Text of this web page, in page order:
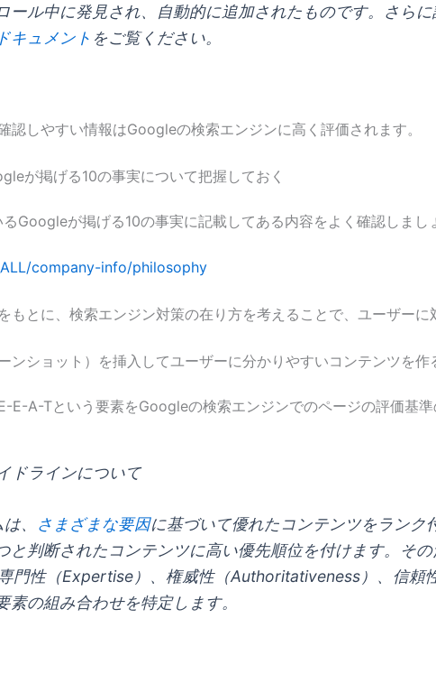
ール中に発見され、自動的に追加されたものです。さらに
キュメント をご覧ください。
認しやすい情報はGoogleの検索エンジンに高く評価されます。
が掲げる10の事実について把握しておく
Googleが掲げる10の事実に記載してある内容をよく確認しまし
company-info/philosophy
もとに、検索エンジン対策の在り方を考えることで、ユーザーに
ンショット）を挿入してユーザーに分かりやすいコンテンツを作
E-A-Tという要素をGoogleの検索エンジンでのページの評価基準
ドラインについて
、 さまざまな要因に基づいて優れたコンテンツをランク
と判断されたコンテンツに高い優先順位を付けます。そ
門性（Expertise）、権威性（Authoritativeness）、信
素の組み合わせを特定します。